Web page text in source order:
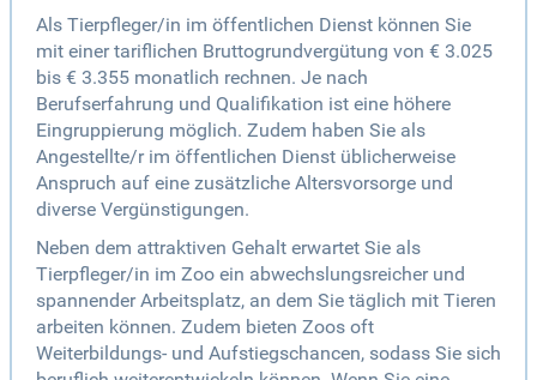
Als Tierpfleger/in im öffentlichen Dienst können Sie
mit einer tariflichen Bruttogrundvergütung von € 3.025
bis € 3.355 monatlich rechnen. Je nach
Berufserfahrung und Qualifikation ist eine höhere
Eingruppierung möglich. Zudem haben Sie als
Angestellte/r im öffentlichen Dienst üblicherweise
Anspruch auf eine zusätzliche Altersvorsorge und
diverse Vergünstigungen.
Neben dem attraktiven Gehalt erwartet Sie als
Tierpfleger/in im Zoo ein abwechslungsreicher und
spannender Arbeitsplatz, an dem Sie täglich mit Tieren
arbeiten können. Zudem bieten Zoos oft
Weiterbildungs- und Aufstiegschancen, sodass Sie sich